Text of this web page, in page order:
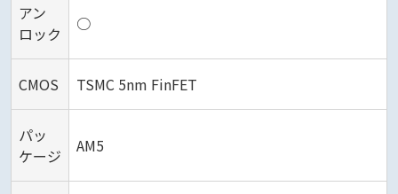
アン
ロック
○
CMOS TSMC 5nm FinFET
パッ
ケージ
AM5